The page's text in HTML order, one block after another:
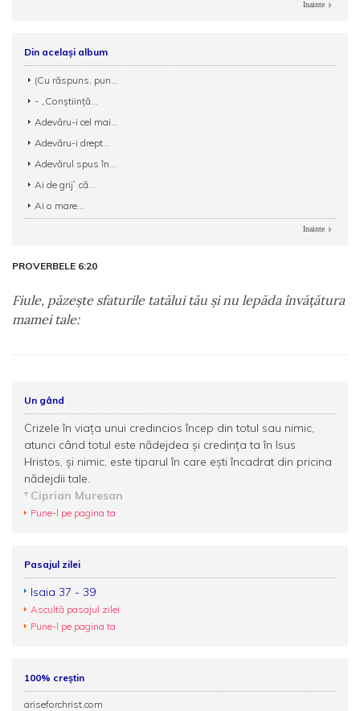
Inainte
Din același album
(Cu răspuns, pun...
- „Conștiință...
Adevăru-i cel mai...
Adevăru-i drept...
Adevărul spus în...
Ai de grij` că...
Ai o mare...
Inainte
PROVERBELE 6:20
Fiule, păzeşte sfaturile tatălui tău şi nu lepăda învăţătura
mamei tale:
Un gând
Crizele în viața unui credincios încep din totul sau nimic,
atunci când totul este nădejdea și credința ta în Isus
Hristos, și nimic, este tiparul în care ești încadrat din pricina
nădejdii tale.
Ciprian Muresan
Pune-l pe pagina ta
Pasajul zilei
Isaia 37 - 39
Ascultă pasajul zilei
Pune-l pe pagina ta
100% creștin
ariseforchrist.com